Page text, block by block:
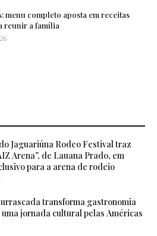
menu completo aposta em receitas
reunir a família
Jaguariúna Rodeo Festival traz
Arena”, de Lauana Prado, em
para a arena de rodeio
transforma gastronomia
uma jornada cultural pelas Américas